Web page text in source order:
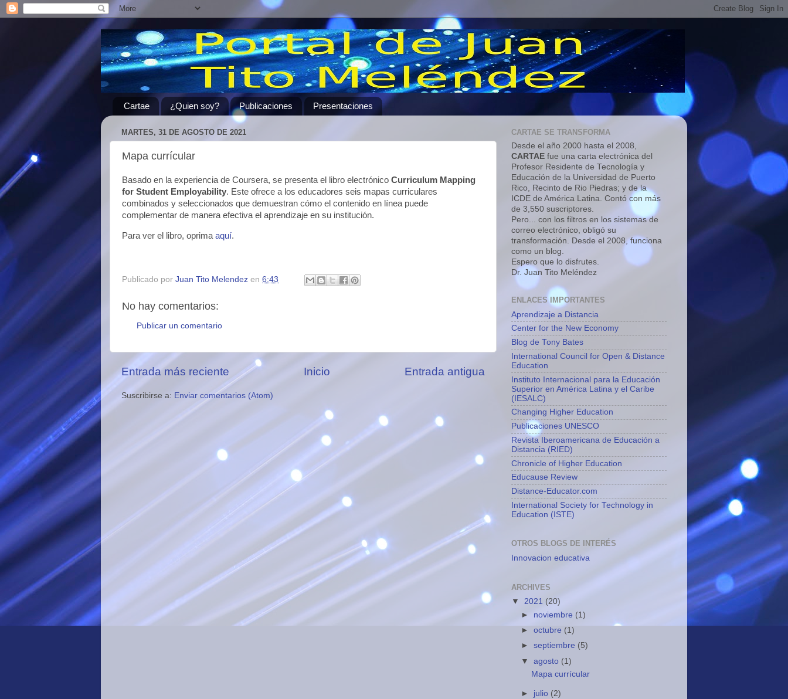
Cartae ¿Quien soy? Publicaciones Presentaciones
MARTES, 31 DE AGOSTO DE 2021
Mapa currícular
Basado en la experiencia de Coursera, se presenta el libro electrónico Curriculum Mapping
for Student Employability. Este ofrece a los educadores seis mapas curriculares
combinados y seleccionados que demuestran cómo el contenido en línea puede
complementar de manera efectiva el aprendizaje en su institución.
Para ver el libro, oprima aquí.
Publicado por Juan Tito Melendez en 6:43
No hay comentarios:
Publicar un comentario
Entrada más reciente Entrada antigua
Inicio
Suscribirse a: Enviar comentarios (Atom)
CARTAE SE TRANSFORMA
Desde el año 2000 hasta el 2008,
CARTAE fue una carta electrónica del
Profesor Residente de Tecnología y
Educación de la Universidad de Puerto
Rico, Recinto de Rio Piedras; y de la
ICDE de América Latina. Contó con más
de 3,550 suscriptores.
Pero... con los filtros en los sistemas de
correo electrónico, obligó su
transformación. Desde el 2008, funciona
como un blog.
Espero que lo disfrutes.
Dr. Juan Tito Meléndez
ENLACES IMPORTANTES
Aprendizaje a Distancia
Center for the New Economy
Blog de Tony Bates
International Council for Open & Distance
Education
Instituto Internacional para la Educación
Superior en América Latina y el Caribe
(IESALC)
Changing Higher Education
Publicaciones UNESCO
Revista Iberoamericana de Educación a
Distancia (RIED)
Chronicle of Higher Education
Educause Review
Distance-Educator.com
International Society for Technology in
Education (ISTE)
OTROS BLOGS DE INTERÉS
Innovacion educativa
ARCHIVES
▼ 2021 (20)
► noviembre (1)
►octubre (1)
►septiembre (5)
▼agosto (1)
Mapa currícular
► julio (2)